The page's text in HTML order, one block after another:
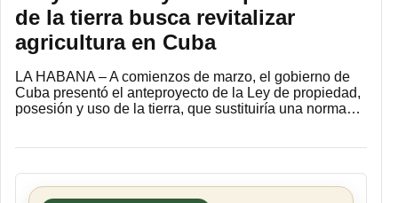
de la tierra busca revitalizar
agricultura en Cuba
LA HABANA – A comienzos de marzo, el gobierno de
Cuba presentó el anteproyecto de la Ley de propiedad,
posesión y uso de la tierra, que sustituiría una norma…